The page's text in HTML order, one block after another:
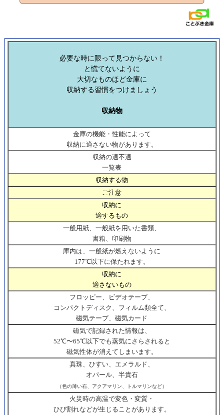
必要な時に限って見つからない！
と慌てないように
大切なものほど金庫に
収納する習慣をつけましょう
収納物
金庫の機能・性能によって
収納に適さない物があります。
収納の適不適
一覧表
収納する物
ご注意
収納に
適するもの
一般用紙、一般紙を用いた書類、
書籍、印刷物
庫内は、一般紙が燃えないように
177℃以下に保たれます。
収納に
適さないもの
フロッピー、ビデオテープ、
コンパクトディスク、フィルム類全て、
磁気テープ、磁気カード
磁気で記録された情報は、
52℃〜65℃以下でも蒸気にさらされると
磁気性体が消えてしまいます。
真珠、ひすい、エメラルド、
オパール、半貴石
（色の薄い石、アクアマリン、トルマリンなど）
火災時の高温で変色・変質・
ひび割れなどが生じることがあります。